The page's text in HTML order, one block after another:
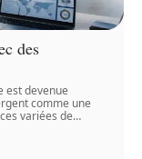
des
est devenue
comme une
variées de…